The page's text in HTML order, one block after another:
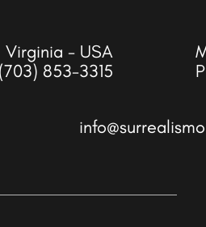
Virginia - USA
853-3315